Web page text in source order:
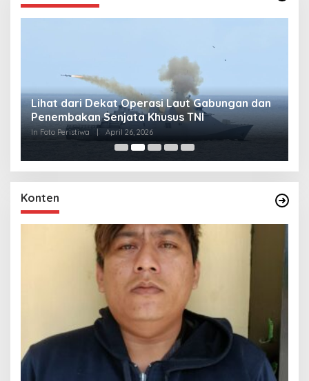
Lihat dari Dekat Operasi Laut Gabungan dan
Penembakan Senjata Khusus TNI
In Foto Peristiwa April 26, 2026
Konten